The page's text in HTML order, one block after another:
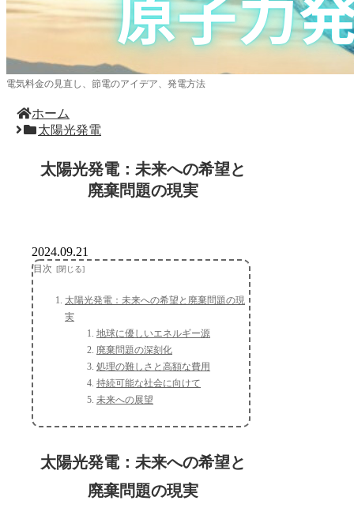
電気料金の見直し、節電のアイデア、発電方法
ホーム
太陽光発電
太陽光発電：未来への希望と
廃棄問題の現実
2024.09.21
目次
太陽光発電：未来への希望と廃棄問題の現
実
地球に優しいエネルギー源
廃棄問題の深刻化
処理の難しさと高額な費用
持続可能な社会に向けて
未来への展望
太陽光発電：未来への希望と
廃棄問題の現実